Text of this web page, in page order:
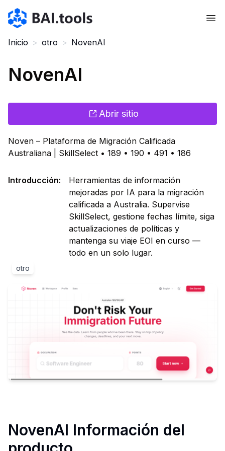
Bai.tools
Inicio > otro > NovenAI
NovenAI
Abrir sitio
Noven – Plataforma de Migración Calificada
Australiana | SkillSelect • 189 • 190 • 491 • 186
Introducción:
Herramientas de información
mejoradas por IA para la migración
calificada a Australia. Supervise
SkillSelect, gestione fechas límite, siga
actualizaciones de políticas y
mantenga su viaje EOI en curso —
todo en un solo lugar.
otro
NovenAI Información del